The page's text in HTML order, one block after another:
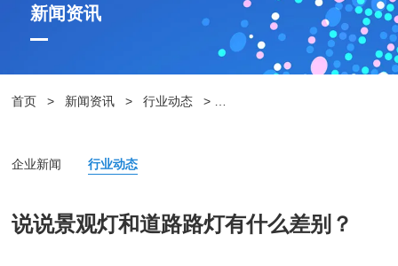
新闻资讯
首页 > 新闻资讯 > 行业动态 >
企业新闻 行业动态
说说景观灯和道路路灯有什么差别？